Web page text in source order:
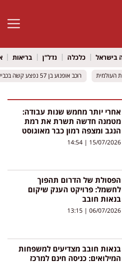
פתח
בישראל כלכלה נדל"ן בריאות
העולמית
העולמית רוכב אופנוע בן 57 נפצע קשה בכביש 412 סמוך לאור יהודה
רוכב אופנוע בן 57 נפצע קשה בכביש 412 סמוך לאור יהודה
אחרי יותר מחמש שנות עבודה:
מטמנה חדשה תשרת את רמת
הנגב ומצפה רמון כבר מאוגוסט
15/07/2026
הפסולת של הדרום תהפוך
לחשמל: פרויקט הענק שיקום
בנאות חובב
06/07/2026
בנאות חובב מצדיעים למשפחות
המילואים: כניסה חינם למרכז